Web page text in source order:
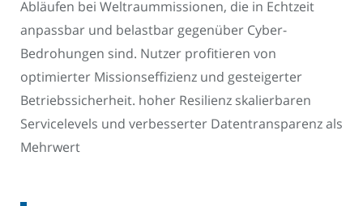
Abläufen bei Weltraummissionen, die in Echtzeit
anpassbar und belastbar gegenüber Cyber-
Bedrohungen sind. Nutzer profitieren von
optimierter Missionseffizienz und gesteigerter
Betriebssicherheit. hoher Resilienz skalierbaren
Servicelevels und verbesserter Datentransparenz als
Mehrwert